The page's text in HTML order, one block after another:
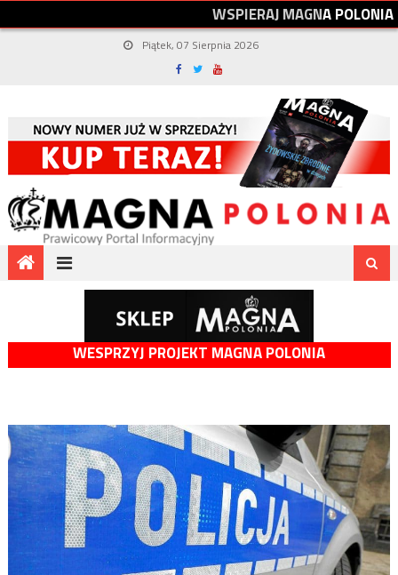
WSPIERAJMAGNAPOLONIA
Piątek, 07 Sierpnia 2026
WESPRZYJ PROJEKT MAGNA POLONIA